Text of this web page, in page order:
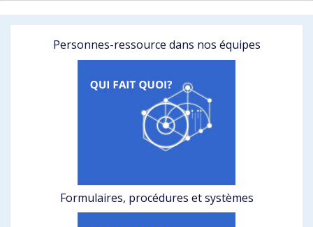
Personnes-ressource dans nos équipes
Formulaires, procédures et systèmes